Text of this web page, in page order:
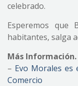
celebrado.
Esperemos
habitantes, salga
Más Información.
– Evo Morales es
Comercio